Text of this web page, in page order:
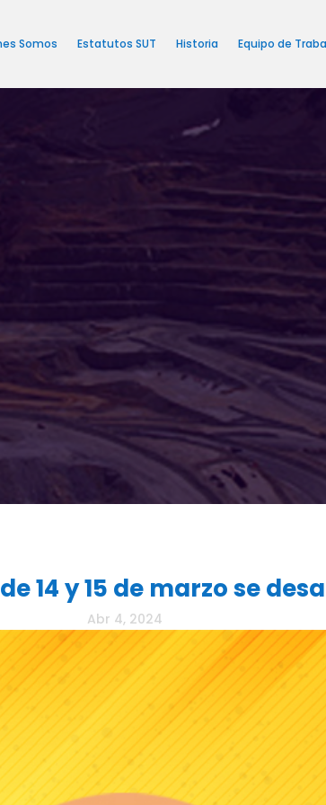
Somos Estatutos SUT Historia Equipo de
14 y 15 de marzo se
Abr 4, 2024